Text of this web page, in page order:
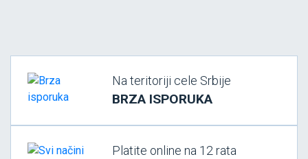
Na teritoriji cele Srbije
BRZA ISPORUKA
Platite online na 12 rata